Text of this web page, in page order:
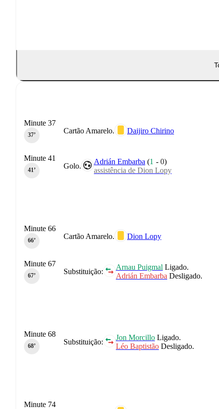
Cartão Amarelo. Daijiro Chirino
Minute 37
37‎’‎
Golo.
Adrián Embarba (1 -0)
assistência de Dion Lopy
Minute 41
41‎’‎
Cartão Amarelo. Dion Lopy
Minute 66
66‎’‎
Substituição:
Arnau Puigmal Ligado.
Adrián Embarba Desligado.
Minute 67
67‎’‎
Substituição:
Jon Morcillo Ligado.
Léo Baptistão Desligado.
Minute 68
68‎’‎
Minute 74